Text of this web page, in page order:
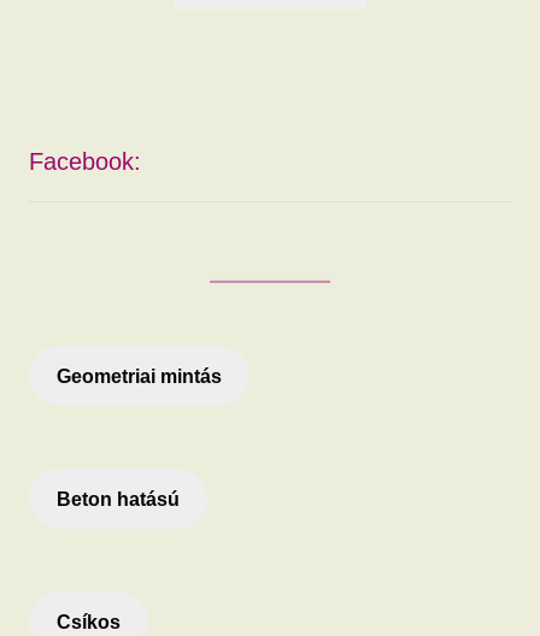
Facebook:
Geometriai mintás
Beton hatású
Csíkos